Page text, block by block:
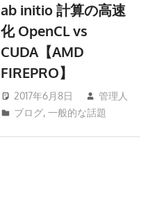
ab initio 計算の高速
化 OpenCL vs
CUDA【AMD
FIREPRO】
2017年6月8日
管理人
ブログ,一般的な話題